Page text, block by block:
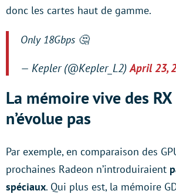
donc les cartes haut de gamme.
Only 18Gbps 🤔
— Kepler (@Kepler_L2)April 23,
La mémoire vive des
n’évolue pas
Par exemple, en comparaison des
prochaines Radeon n’introduiraient
spéciaux. Qui plus est, la mémoire